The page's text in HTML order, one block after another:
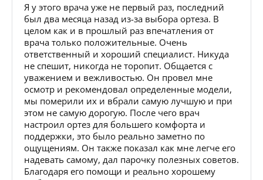
Я у этого врача уже не первый раз, последний
был два месяца назад из-за выбора ортеза. В
целом как и в прошлый раз впечатления от
врача только положительные. Очень
ответственный и хороший специалист. Никуда
не спешит, никогда не торопит. Общается с
уважением и вежливостью. Он провел мне
осмотр и рекомендовал определенные модели,
мы померили их и вбрали самую лучшую и при
этом не самую дорогую. После чего врач
настроил ортез для большего комфорта и
поддержки, это было реально заметно по
ощущениям. Он также показал как мне легче его
надевать самому, дал парочку полезных советов.
Благодаря его помощи и реально хорошему